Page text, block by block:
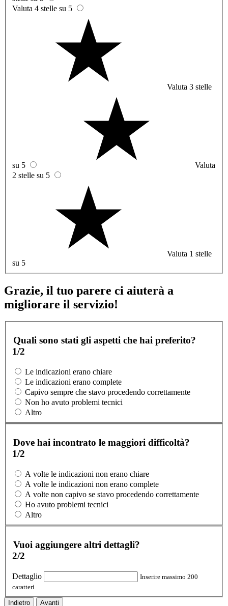
Valuta 4 stelle su 5
Valuta 3 stelle
su 5
Valuta
2 stelle su 5
Valuta 1 stelle
su 5
Grazie, il tuo parere ci aiuterà a
migliorare il servizio!
Quali sono stati gli aspetti che hai preferito?
1/2
Le indicazioni erano chiare
Le indicazioni erano complete
Capivo sempre che stavo procedendo correttamente
Non ho avuto problemi tecnici
Altro
Dove hai incontrato le maggiori difficoltà?
1/2
A volte le indicazioni non erano chiare
A volte le indicazioni non erano complete
A volte non capivo se stavo procedendo correttamente
Ho avuto problemi tecnici
Altro
Vuoi aggiungere altri dettagli?
2/2
Dettaglio
Inserire massimo 200
caratteri
Indietro Avanti